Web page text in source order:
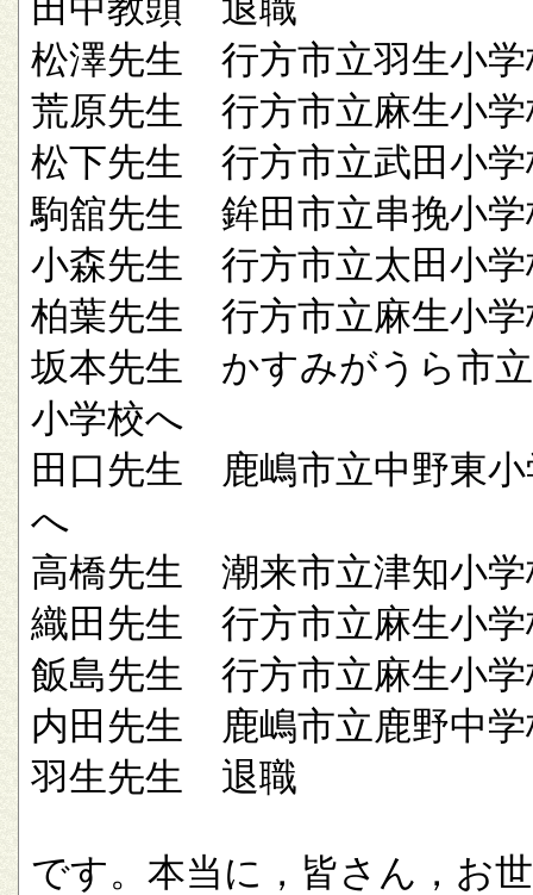
松澤先生 行方市立羽生小学
荒原先生 行方市立麻生小学
松下先生 行方市立武田小学
駒舘先生 鉾田市立串挽小学
小森先生 行方市立太田小学
柏葉先生 行方市立麻生小学
坂本先生 かすみがうら市
小学校へ
田口先生 鹿嶋市立中野東小
へ
高橋先生 潮来市立津知小学
織田先生 行方市立麻生小学
飯島先生 行方市立麻生小学
内田先生 鹿嶋市立鹿野中学
羽生先生 退職
です。本当に，皆さん，お